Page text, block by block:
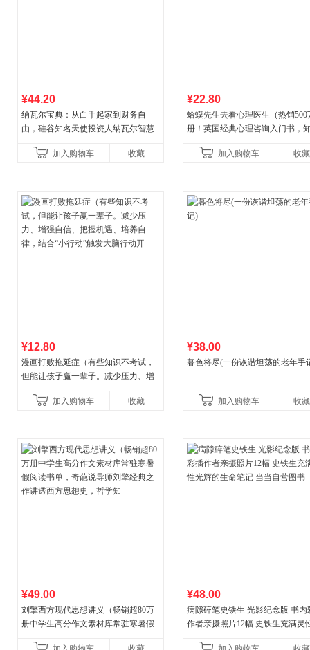
¥44.20
纳瓦尔宝典：从白手起家到财务自
由，硅谷知名天使投资人纳瓦尔智慧
加入购物车
收藏
¥22.80
蛤蟆先生去看心理医生（热销500
册！英国经典心理咨询入门书，
加入购物车
收藏
¥12.80
漫画打败拖延症（有些知识不考试，
但能让孩子赢一辈子。减少压力、增
合“小行动”触发大脑行动开
加入购物车 收藏
¥38.00
暮色将尽(一份诙谐坦荡的老年手
加入购物车 收藏
¥49.00
刘擎西方现代思想讲义（畅销超80万
册中学生高分作文素材库常驻寒暑假
¥48.00
病隙碎笔史铁生 光影纪念版 书内
作者亲摄照片12幅 史铁生充满灵